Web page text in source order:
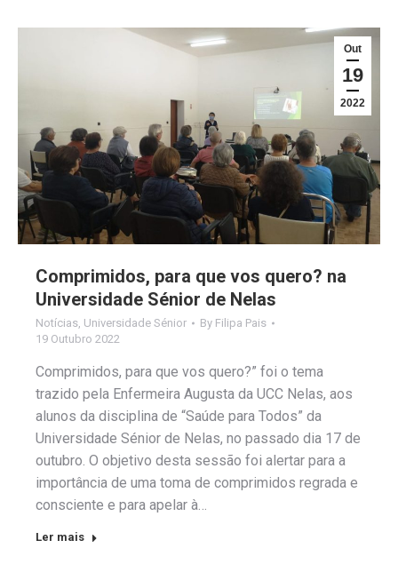
Out
19
2022
Comprimidos, para que vos quero? na
Universidade Sénior de Nelas
Notícias, Universidade Sénior By Filipa Pais
19 Outubro 2022
Comprimidos, para que vos quero?” foi o tema
trazido pela Enfermeira Augusta da UCC Nelas, aos
alunos da disciplina de “Saúde para Todos” da
Universidade Sénior de Nelas, no passado dia 17 de
outubro. O objetivo desta sessão foi alertar para a
importância de uma toma de comprimidos regrada e
consciente e para apelar à…
Ler mais